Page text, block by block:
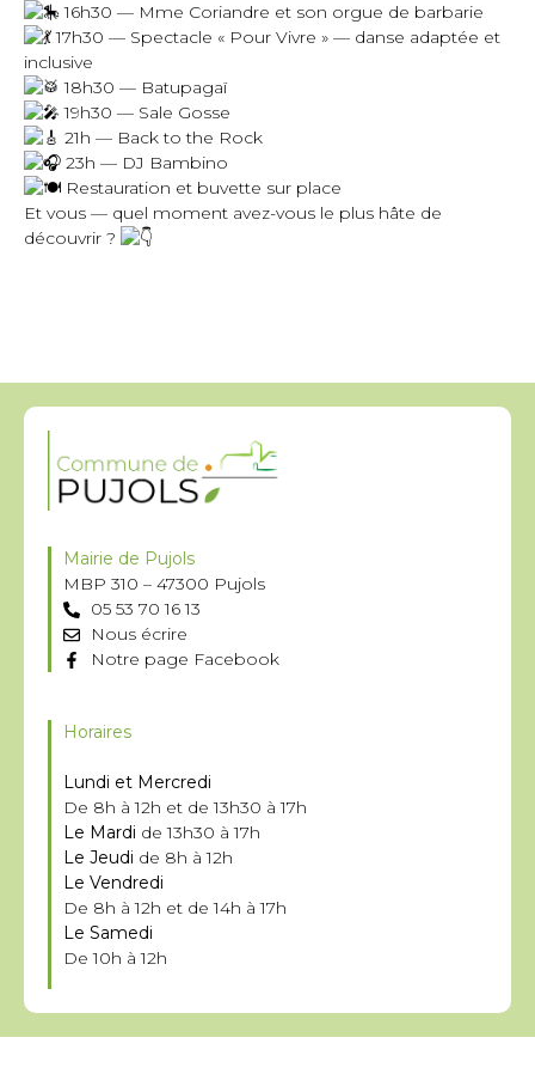
16h30 — Mme Coriandre et son orgue de barbarie
17h30 — Spectacle « Pour Vivre » — danse adaptée et
inclusive
18h30 — Batupagaï
19h30 — Sale Gosse
21h — Back to the Rock
23h — DJ Bambino
Restauration et buvette sur place
Et vous — quel moment avez-vous le plus hâte de
découvrir ?
Mairie de Pujols
MBP 310 – 47300 Pujols
05 53 70 16 13
Nous écrire
Notre page Facebook
Horaires
Lundi et Mercredi
De 8h à 12h et de 13h30 à 17h
Le Mardi de 13h30 à 17h
Le Jeudi de 8h à 12h
Le Vendredi
De 8h à 12h et de 14h à 17h
Le Samedi
De 10h à 12h